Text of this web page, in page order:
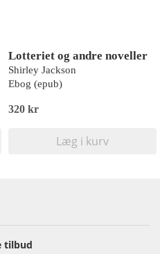
Lotteriet og andre noveller
Shirley Jackson
Ebog (epub)
320 kr
Læg i kurv
tilbud